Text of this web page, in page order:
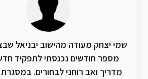
שמי יצחק מעודה מהישוב יבניאל
מספר חודשים נכנסתי לתפקיד
מדריך ואב רוחני לבחורים.